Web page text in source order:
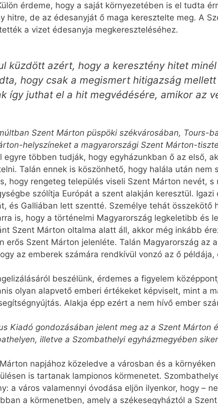
érdeme, hogy a saját környezetében is el tudta
hitre, de az édesanyját ő maga keresztelte meg. A
a vizet édesanyja megkereszteléséhez.
küzdött azért, hogy a keresztény hitet
hogy csak a megismert hitigazság
így juthat el a hit megvédésére, amikor az
Szent Márton püspöki székvárosában, Tours-
helyszíneket a magyar­országi Szent Márton-
egyre többen tudják, hogy egyházunkban ő az első,
Talán ennek is köszönhető, hogy halála után nem
hogy rengeteg település viseli Szent Márton nevét,
szólítja Európát a szent alakján keresztül.
és Galliában lett szentté. Személye tehát összekötő
is, hogy a történelmi Magyarország legkeletibb és
Szent Márton oltalma alatt áll, akkor még inkább
erős Szent Márton jelenléte. Talán Magyar­ország az
az emberek számára rendkívül vonzó az ő
beszélünk, érdemes a figyelem
olyan alapvető emberi értékeket képviselt, mint a
Alakja épp ezért a nem hívő ember
Kiadó gondozásában jelent meg az a Szent Márton
illetve a Szombathelyi egyházmegyében
napjához közeledve a városban és a
is tartanak lampionos körmenetet.
a város valamennyi óvodása eljön ilyenkor, hogy –
a körmenetben, amely a székesegyháztól a